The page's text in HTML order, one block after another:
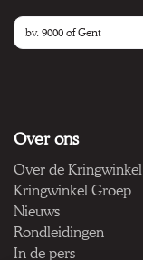
Over ons
Over de Kringwinkel
Kringwinkel Groep
Nieuws
Rondleidingen
In de pers